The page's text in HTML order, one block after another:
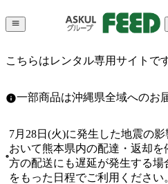
こちらはレンタル専用サイトで
一部商品は沖縄県全域へのお
7月28日(火)に発生した地震の
おいて熊本県内の配達・返却
方の配送にも遅延が発生する
をもった日程でご利用ください